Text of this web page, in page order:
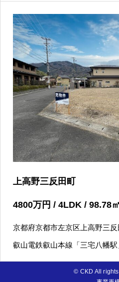
上高野三反田町
4800万円 / 4LDK / 98.78㎡
京都府京都市左京区上高野三
叡山電鉄叡山本線「三宅八幡
© CKD All rights